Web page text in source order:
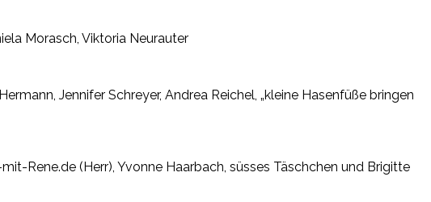
Morasch, Viktoria Neurauter
Jennifer Schreyer, Andrea Reichel, „kleine Hasenfüße bringen
Rene.de (Herr), Yvonne Haarbach, süsses Täschchen und Brigitte